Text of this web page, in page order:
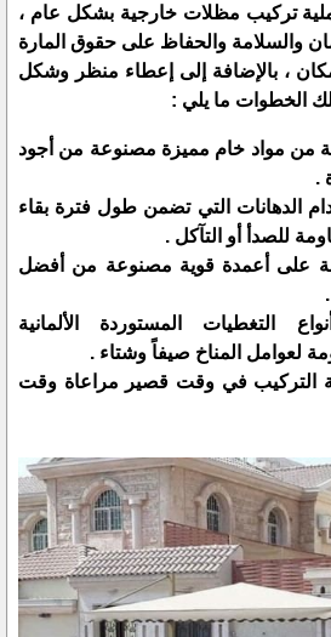
تركيب مظلات خارجية بشكل عام ،
والسلامة والحفاظ على حقوق المارة
، بالإضافة إلى إعطاء منظر وشكل
الخطوات ما يلي :
من مواد خام مميزة مصنوعة من أجود
.
الدهانات التي تضمن طول فترة بقاء
للصدأ أو التآكل .
على أعمدة قوية مصنوعة من أفضل
التغطيات المستوردة الألمانية
لعوامل المناخ صيفاً وشتاء .
التركيب في وقت قصير مراعاة وقت